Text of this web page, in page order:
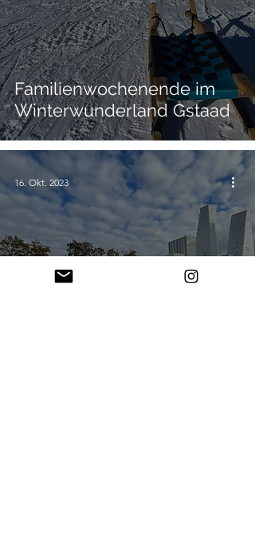
Familienwochenende im
Winterwunderland Gstaad
16. Okt. 2023